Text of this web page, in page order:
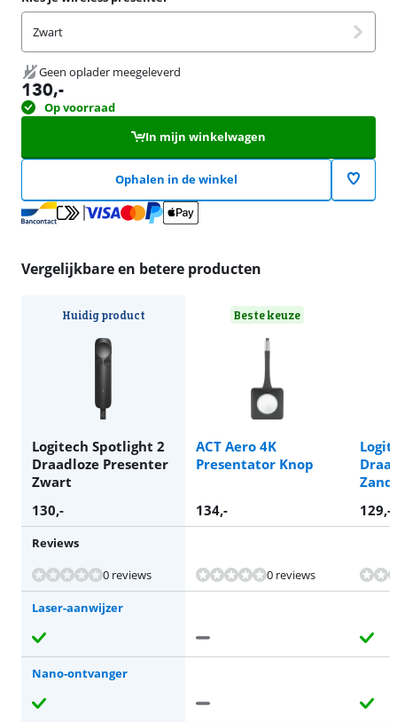
Zwart
Geen oplader meegeleverd
130,-
Op voorraad
In mijn winkelwagen
Ophalen in de winkel
Vergelijkbare en betere producten
Huidig product
Logitech Spotlight 2
Draadloze Presenter
Zwart
Beste keuze
ACT Aero 4K
Presentator Knop
Zand
130,- 134,- 129,-
Reviews
0 reviews
0 reviews
Beoordeling is 9,1 van de 10, gebaseerd op 99 reviews.
Laser-aanwijzer
Nano-ontvanger